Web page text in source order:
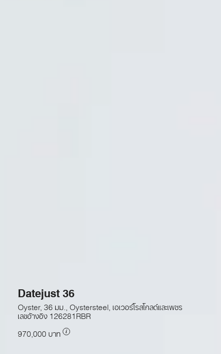
Datejust 36
Oyster, 36 มม., Oystersteel, เอเวอร์โรสโกลด์และเพชร
เลขอ้างอิง126281RBR
970,000 บาท